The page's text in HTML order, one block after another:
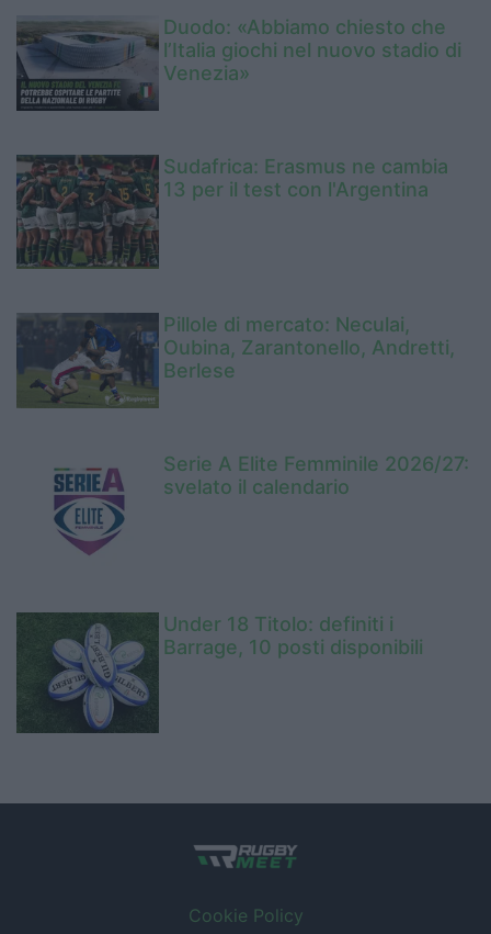
Duodo: «Abbiamo chiesto che
l’Italia giochi nel nuovo stadio di
Venezia»
Sudafrica: Erasmus ne cambia
13 per il test con l'Argentina
Pillole di mercato: Neculai,
Oubina, Zarantonello, Andretti,
Berlese
Serie A Elite Femminile 2026/27:
svelato il calendario
Under 18 Titolo: definiti i
Barrage, 10 posti disponibili
Cookie Policy